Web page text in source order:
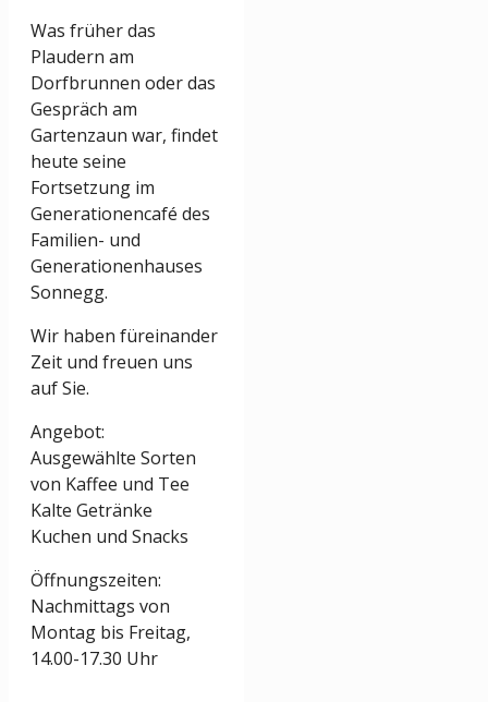
Was früher das
Plaudern am
Dorfbrunnen oder das
Gespräch am
Gartenzaun war, findet
heute seine
Fortsetzung im
Generationencafé des
Familien- und
Generationenhauses
Sonnegg.
Wir haben füreinander
Zeit und freuen uns
auf Sie.
Angebot:
Ausgewählte Sorten
von Kaffee und Tee
Kalte Getränke
Kuchen und Snacks
Öffnungszeiten:
Nachmittags von
Montag bis Freitag,
14.00-17.30 Uhr